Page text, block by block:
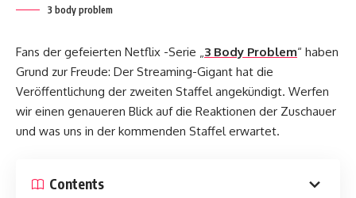
3 body problem
Fans der gefeierten Netflix -Serie „3 Body Problem“ haben
Grund zur Freude: Der Streaming-Gigant hat die
Veröffentlichung der zweiten Staffel angekündigt. Werfen
wir einen genaueren Blick auf die Reaktionen der Zuschauer
und was uns in der kommenden Staffel erwartet.
Contents